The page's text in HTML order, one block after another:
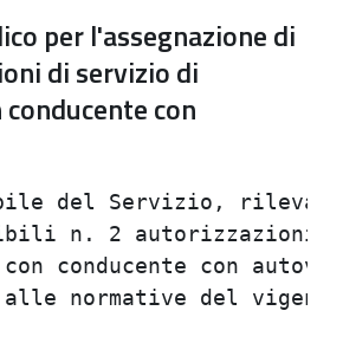
per l'assegnazione di
di servizio di
con
del Servizio, rilevato
n. 2 autorizzazioni
conducente con
normative del vigente